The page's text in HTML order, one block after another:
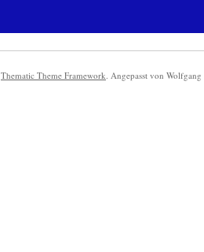
Thematic Theme Framework. Angepasst von